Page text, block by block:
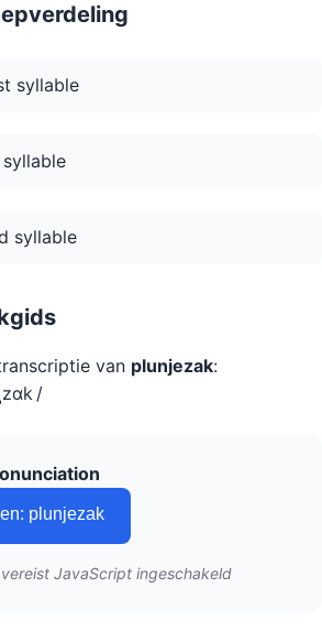
syllable
syllable
van plunjezak:
/
plunjezak
JavaScript ingeschakeld